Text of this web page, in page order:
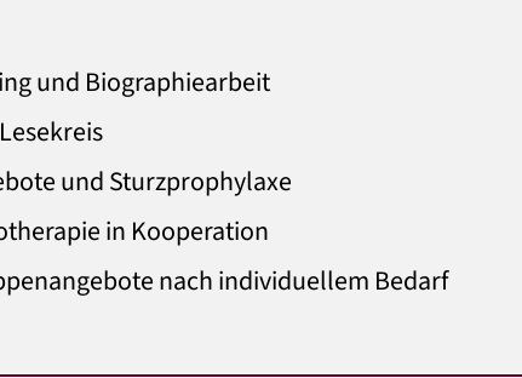
und Biographiearbeit
und Sturzprophylaxe
in Kooperation
nach individuellem Bedarf